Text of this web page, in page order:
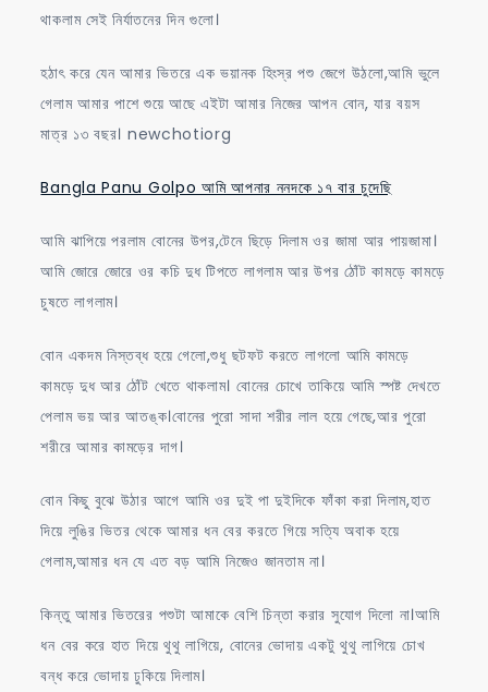
থাকলাম সেই নির্যাতনের দিন গুলো।
হঠাৎ করে যেন আমার ভিতরে এক ভয়ানক হিংস্র পশু জেগে উঠলো,আমি ভুলে
গেলাম আমার পাশে শুয়ে আছে এইটা আমার নিজের আপন বোন, যার বয়স
মাত্র ১৩ বছর। newchotiorg
Bangla Panu Golpo আমি আপনার ননদকে ১৭ বার চুদেছি
আমি ঝাপিয়ে পরলাম বোনের উপর,টেনে ছিড়ে দিলাম ওর জামা আর পায়জামা।
আমি জোরে জোরে ওর কচি দুধ টিপতে লাগলাম আর উপর ঠোঁট কামড়ে কামড়ে
চুষতে লাগলাম।
বোন একদম নিস্তব্ধ হয়ে গেলো,শুধু ছটফট করতে লাগলো আমি কামড়ে
কামড়ে দুধ আর ঠোঁট খেতে থাকলাম। বোনের চোখে তাকিয়ে আমি স্পষ্ট দেখতে
পেলাম ভয় আর আতঙ্ক।বোনের পুরো সাদা শরীর লাল হয়ে গেছে,আর পুরো
শরীরে আমার কামড়ের দাগ।
বোন কিছু বুঝে উঠার আগে আমি ওর দুই পা দুইদিকে ফাঁকা করা দিলাম,হাত
দিয়ে লুঙির ভিতর থেকে আমার ধন বের করতে গিয়ে সত্যি অবাক হয়ে
গেলাম,আমার ধন যে এত বড় আমি নিজেও জানতাম না।
কিন্তু আমার ভিতরের পশুটা আমাকে বেশি চিন্তা করার সুযোগ দিলো না।আমি
ধন বের করে হাত দিয়ে থুথু লাগিয়ে, বোনের ভোদায় একটু থুথু লাগিয়ে চোখ
বন্ধ করে ভোদায় ঢুকিয়ে দিলাম।